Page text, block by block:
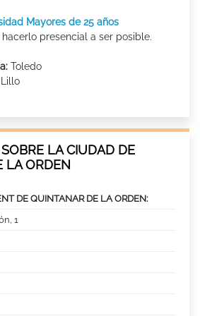
Mayores de 25 años
hacerlo presencial a ser posible.
Toledo
Lillo
LA CIUDAD DE
LA ORDEN
DE QUINTANAR DE LA ORDEN:
1